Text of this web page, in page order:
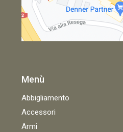
Menù
Abbigliamento
Accessori
Armi